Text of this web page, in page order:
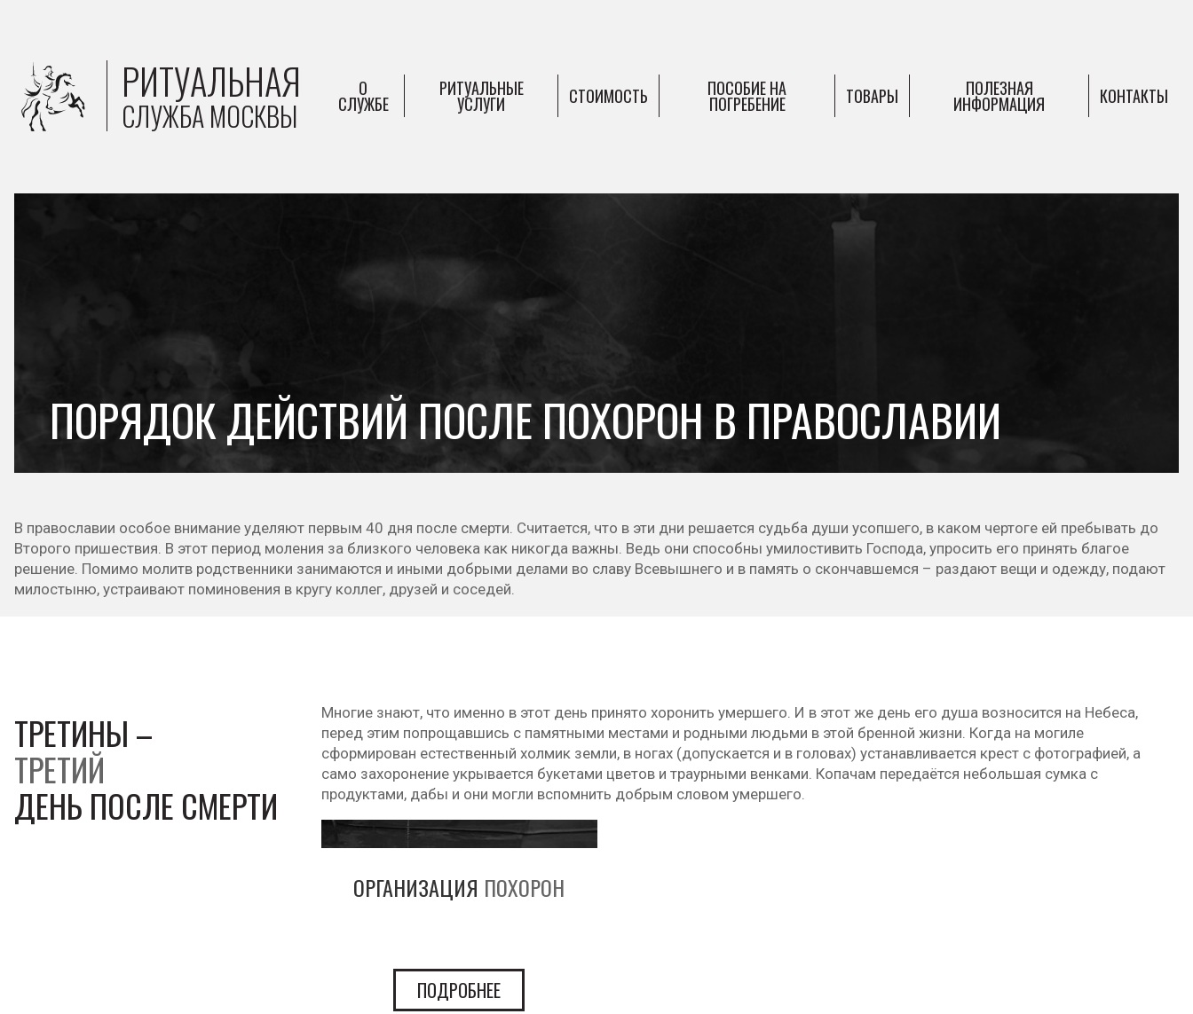
РИТУАЛЬНАЯ
СЛУЖБА МОСКВЫ
О
СЛУЖБЕ
РИТУАЛЬНЫЕ
УСЛУГИ СТОИМОСТЬ ПОСОБИЕ НА
ПОГРЕБЕНИЕ ТОВАРЫ ПОЛЕЗНАЯ
ИНФОРМАЦИЯ КОНТАКТЫ
ПОРЯДОК ДЕЙСТВИЙ ПОСЛЕ ПОХОРОН В ПРАВОСЛАВИИ
В православии особое внимание уделяют первым 40 дня после смерти. Считается, что в эти дни решается судьба души усопшего, в каком чертоге ей пребывать до
Второго пришествия. В этот период моления за близкого человека как никогда важны. Ведь они способны умилостивить Господа, упросить его принять благое
решение. Помимо молитв родственники занимаются и иными добрыми делами во славу Всевышнего и в память о скончавшемся – раздают вещи и одежду, подают
милостыню, устраивают поминовения в кругу коллег, друзей и соседей.
ТРЕТИНЫ –
ТРЕТИЙ
ДЕНЬ ПОСЛЕ СМЕРТИ
Многие знают, что именно в этот день принято хоронить умершего. И в этот же день его душа возносится на Небеса,
перед этим попрощавшись с памятными местами и родными людьми в этой бренной жизни. Когда на могиле
сформирован естественный холмик земли, в ногах (допускается и в головах) устанавливается крест с фотографией, а
само захоронение укрывается букетами цветов и траурными венками. Копачам передаётся небольшая сумка с
продуктами, дабы и они могли вспомнить добрым словом умершего.
ОРГАНИЗАЦИЯ ПОХОРОН
ПОДРОБНЕЕ